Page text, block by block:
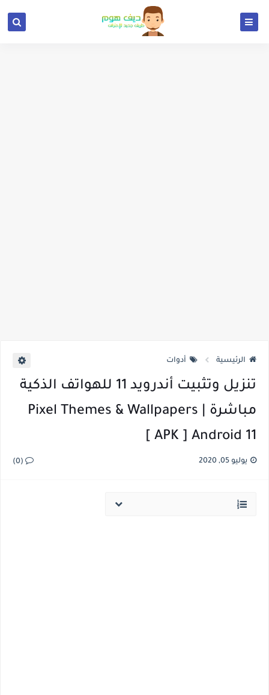
الرئيسية أدوات
تنزيل وتثبيت أندرويد 11 للهواتف الذكية
مباشرة | Pixel Themes & Wallpapers
APK ] Android 11 ]
يوليو 05, 2020 (0)